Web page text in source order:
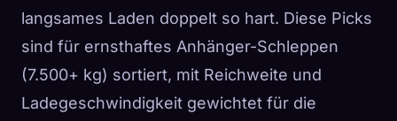
langsames Laden doppelt so hart. Diese Picks
sind für ernsthaftes Anhänger-Schleppen
(7.500+ kg) sortiert, mit Reichweite und
Ladegeschwindigkeit gewichtet für die